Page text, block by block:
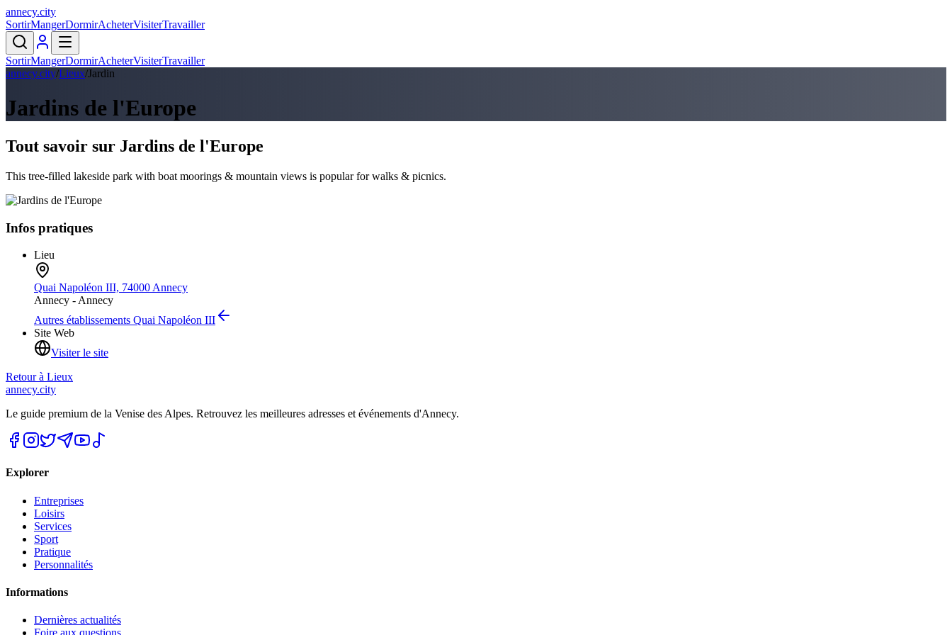
annecy.city
SortirMangerDormirAcheterVisiterTravailler
SortirMangerDormirAcheterVisiterTravailler
annecy.city/Lieux/Jardin
Jardins de l'Europe
Tout savoir sur Jardins de l'Europe
This tree-filled lakeside park with boat moorings & mountain views is popular for walks & picnics.
Infos pratiques
Lieu
Quai Napoléon III, 74000 Annecy
Annecy - Annecy
Autres établissements Quai Napoléon III
Site Web
Visiter le site
Retour à Lieux
annecy.city
Le guide premium de la Venise des Alpes. Retrouvez les meilleures adresses et événements d'Annecy.
Explorer
Entreprises
Loisirs
Services
Sport
Pratique
Personnalités
Informations
Dernières actualités